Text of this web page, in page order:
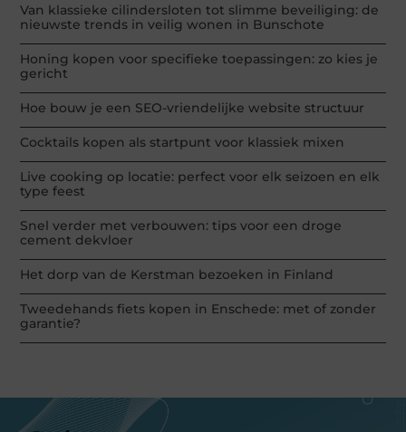
Van klassieke cilindersloten tot slimme beveiliging: de
nieuwste trends in veilig wonen in Bunschote
Honing kopen voor specifieke toepassingen: zo kies je
gericht
Hoe bouw je een SEO-vriendelijke website structuur
Cocktails kopen als startpunt voor klassiek mixen
Live cooking op locatie: perfect voor elk seizoen en elk
type feest
Snel verder met verbouwen: tips voor een droge
cement dekvloer
Het dorp van de Kerstman bezoeken in Finland
Tweedehands fiets kopen in Enschede: met of zonder
garantie?